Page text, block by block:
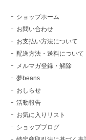
ショップホーム
お問い合わせ
お支払い方法について
配送方法・送料について
メルマガ登録・解除
夢beans
おしらせ
活動報告
お気に入りリスト
ショップブログ